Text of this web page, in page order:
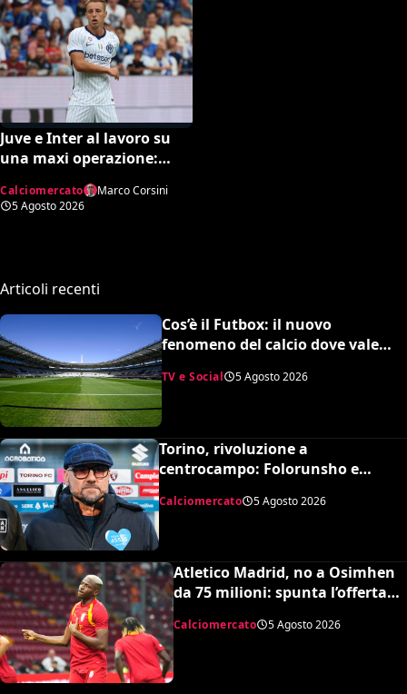
Juve e Inter al lavoro su
una maxi operazione:
nerazzurro, Frattesi a
Torino
Calciomercato
Marco Corsini
5 Agosto 2026
Articoli recenti
Cos’è il Futbox: il nuovo
fenomeno del calcio dove vale
quasi tutto e scoppiano le risse
TV e Social 5 Agosto 2026
Torino, rivoluzione a
centrocampo: Folorunsho e
Sulemana in cima alla lista di
Petrachi
Calciomercato 5 Agosto 2026
Atletico Madrid, no a Osimhen
da 75 milioni: spunta l’offerta
del Tottenham
Calciomercato 5 Agosto 2026